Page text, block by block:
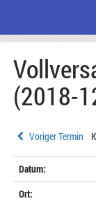
Seiteninhalt
(2018-
Voriger Termin
Datum:
Ort: